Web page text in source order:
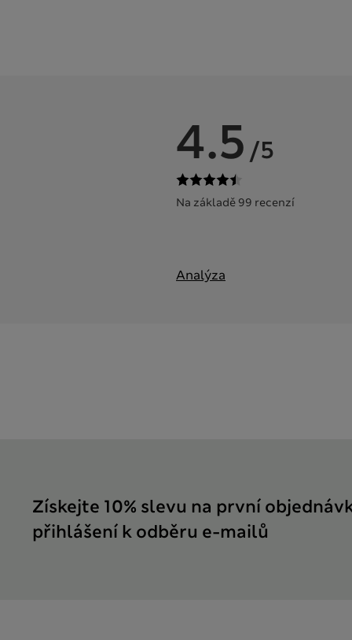
4.5 /5
Na základě 99 recenzí
Analýza
Získejte 10% slevu na první
přihlášení k odběru e-mailů